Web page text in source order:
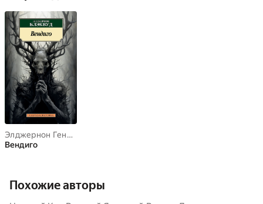
Элджернон Генри Блэквуд
Вендиго
Похожие авторы